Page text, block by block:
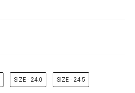
SIZE - 24.0 SIZE - 24.5